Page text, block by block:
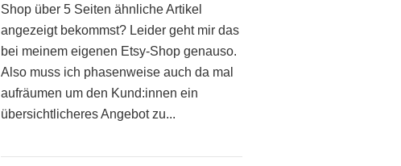
Shop über 5 Seiten ähnliche Artikel
angezeigt bekommst? Leider geht mir das
bei meinem eigenen Etsy-Shop genauso.
Also muss ich phasenweise auch da mal
aufräumen um den Kund:innen ein
übersichtlicheres Angebot zu...